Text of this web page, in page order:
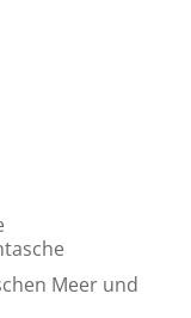
Meer und